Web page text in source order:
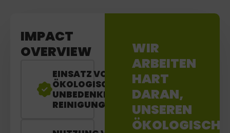
IMPACT
OVERVIEW
EINSATZ VON
ÖKOLOGISCH
UNBEDENKLICHEN
REINIGUNGSMITTELN
WIR
ARBEITEN
HART
DARAN,
UNSEREN